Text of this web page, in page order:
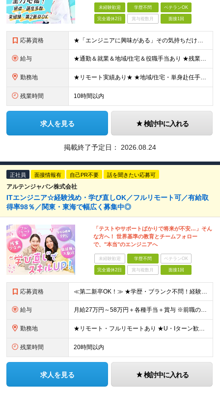
未経験歓迎 学歴不問 ベテランOK
完全週休2日 賞与複数月 面接1回
応募資格 ★「エンジニアに興味がある」その気持ちだけでOK！ ■学歴不問 ■IT知識・実務経験は一切不問！未経験・第二新卒大歓迎 ★ITサポート・IT事務やエンジニアの経験をお持ちの方は優遇します！ 地方在住
給与 ★通勤＆就業＆地域/住宅＆役職手当あり ★残業代は全額支給 ★選べる給与制度あり！ ■東京・神奈川・千葉・埼玉勤務の場合 月給24.5万円～55万円＋諸手当 （残業代は全額支給） (20,000円の
勤務地 ★リモート実績あり★ ★地域/住宅・単身赴任手当などサポートも万全 ★転任費用や寮・社宅制度も完備しています ★勤務地については希望を考慮の上、決定します 『地元で働きたい』『新天地で挑戦したい』と
残業時間 10時間以内
求人を見る 検討中に入れる
掲載終了予定日： 2026.08.24
正社員 面接情報有 自己PR不要 話を聞きたい応募可
アルテンジャパン株式会社
ITエンジニア☆経験浅め・学び直しOK／フルリモート可／有給取
得率98％／関東・東海で幅広く募集中◎
「テストやサポートばかりで将来が不安…」そん
な方へ！ 世界基準の教育とチームフォロー
で、"本当"のエンジニアへ
未経験歓迎 学歴不問 ベテランOK
完全週休2日 賞与複数月 面接1回
応募資格 ≪第二新卒OK！≫ ★学歴・ブランク不問！経験浅めもOK ★何らかのIT系職種の実務経験をお持ちの方 └年数不問。「1ヶ月程度の経験しかない…」という方もOK！ ※SE／PG・運用・保守・ヘルプデス
給与 月給27万円～58万円＋各種手当＋賞与 ※前職の給与・経験・スキルなどを考慮のうえで決定します ※残業代は1分単位で全額支給します ※試用期間3ヶ月。その間の給与・待遇に差異はありません ★充実の各
勤務地 ★リモート・フルリモートあり ★U・Iターン歓迎 ★配属先は希望を最大限考慮します ★転勤・転居は相談可能です ■各拠点、または関東・東海エリアのプロジェクト先での勤務 ※会社都合での無理な転勤・転
残業時間 20時間以内
求人を見る 検討中に入れる